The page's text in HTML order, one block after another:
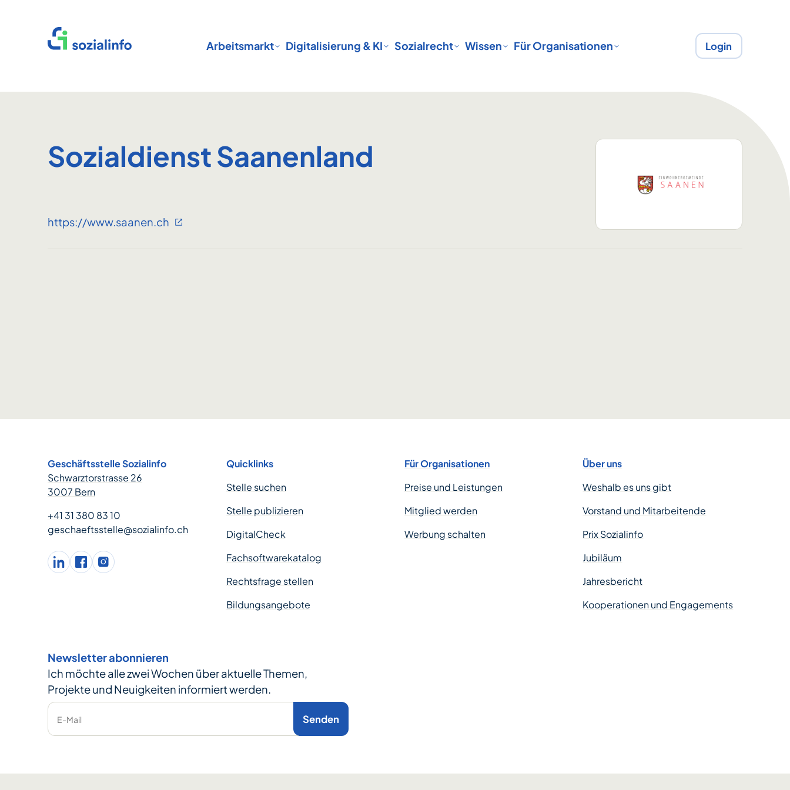
Startseite
Arbeitsmarkt Digitalisierung & KI Sozialrecht Wissen Für Organisationen Login
Sozialdienst Saanenland
https://www.saanen.ch
Geschäftsstelle Sozialinfo
Schwarztorstrasse 26
3007 Bern
+41 31 380 83 10
geschaeftsstelle@sozialinfo.ch
LinkedInfacebookInstagram
Quicklinks
Stelle suchen
Stelle publizieren
DigitalCheck
Fachsoftwarekatalog
Rechtsfrage stellen
Bildungsangebote
Für Organisationen
Preise und Leistungen
Mitglied werden
Werbung schalten
Über uns
Weshalb es uns gibt
Vorstand und Mitarbeitende
Prix Sozialinfo
Jubiläum
Jahresbericht
Kooperationen und Engagements
Newsletter abonnieren
Ich möchte alle zwei Wochen über aktuelle Themen,
Projekte und Neuigkeiten informiert werden.
E-Mail Senden